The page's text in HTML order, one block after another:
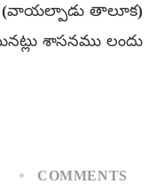
(వాయల్పాడు తాలూక)
శాసనము లందు
COMMENTS